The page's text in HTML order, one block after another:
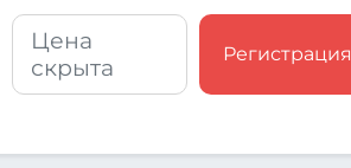
Цена
скрыта
Регистрация